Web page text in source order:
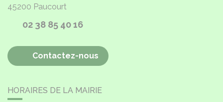
45200 Paucourt
02 38 85 40 16
Contactez-nous
HORAIRES DE LA MAIRIE